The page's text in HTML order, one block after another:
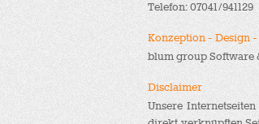
Telefon: 07041/941129
Konzeption - Design
blum group Software
Disclaimer
Unsere